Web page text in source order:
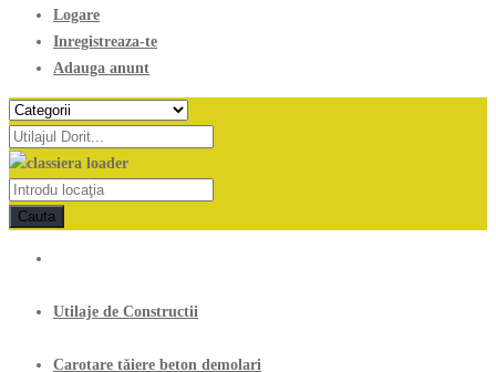
Logare
Inregistreaza-te
Adauga anunt
Cauta
Utilaje de Constructii
Carotare tăiere beton demolari